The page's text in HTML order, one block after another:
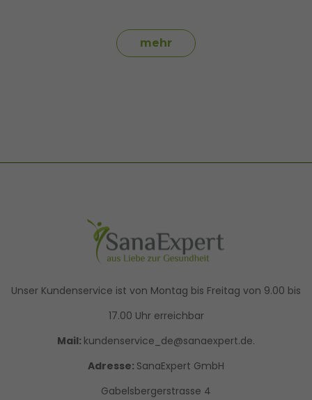
mehr
Unser Kundenservice ist von Montag bis Freitag von 9.00 bis
17.00 Uhr erreichbar
Mail: kundenservice_de@sanaexpert.de.
Adresse: SanaExpert GmbH
Gabelsbergerstrasse 4